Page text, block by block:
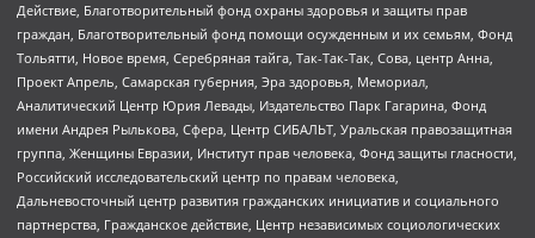
Действие, Благотворительный фонд охраны здоровья и защиты прав
граждан, Благотворительный фонд помощи осужденным и их семьям, Фонд
Тольятти, Новое время, Серебряная тайга, Так-Так-Так, Сова, центр Анна,
Проект Апрель, Самарская губерния, Эра здоровья, Мемориал,
Аналитический Центр Юрия Левады, Издательство Парк Гагарина, Фонд
имени Андрея Рылькова, Сфера, Центр СИБАЛЬТ, Уральская правозащитная
группа, Женщины Евразии, Институт прав человека, Фонд защиты гласности,
Российский исследовательский центр по правам человека,
Дальневосточный центр развития гражданских инициатив и социального
партнерства, Гражданское действие, Центр независимых социологических